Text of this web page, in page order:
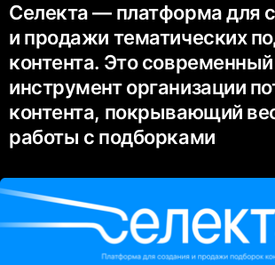
Селекта — платформа для
и продажи тематических
контента. Это современный
инструмент организации
контента, покрывающий
работы с подборками